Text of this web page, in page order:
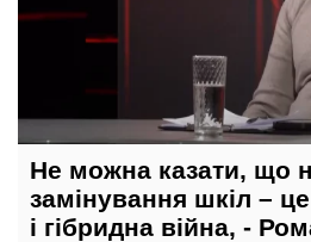
Не можна казати, що
замінування шкіл –
і гібридна війна, -